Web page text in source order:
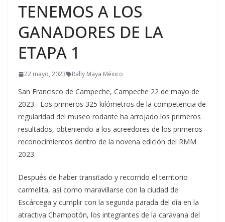
TENEMOS A LOS
GANADORES DE LA
ETAPA 1
22 mayo, 2023 Rally Maya México
San Francisco de Campeche, Campeche 22 de mayo de
2023.- Los primeros 325 kilómetros de la competencia de
regularidad del museo rodante ha arrojado los primeros
resultados, obteniendo a los acreedores de los primeros
reconocimientos dentro de la novena edición del RMM
2023.
Después de haber transitado y recorrido el territorio
carmelita, así como maravillarse con la ciudad de
Escárcega y cumplir con la segunda parada del día en la
atractiva Champotón, los integrantes de la caravana del